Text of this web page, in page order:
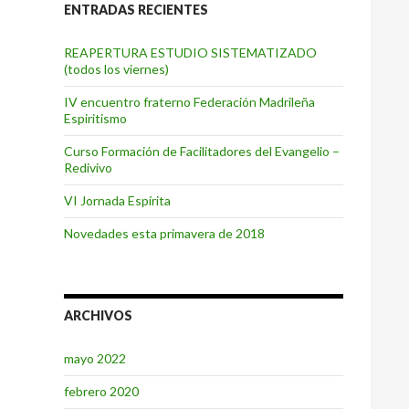
ENTRADAS RECIENTES
REAPERTURA ESTUDIO SISTEMATIZADO
(todos los viernes)
IV encuentro fraterno Federación Madrileña
Espiritismo
Curso Formación de Facilitadores del Evangelio –
Redivivo
VI Jornada Espírita
Novedades esta primavera de 2018
ARCHIVOS
mayo 2022
febrero 2020